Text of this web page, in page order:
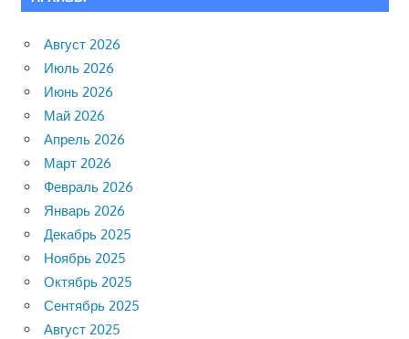
Август 2026
Июль 2026
Июнь 2026
Май 2026
Апрель 2026
Март 2026
Февраль 2026
Январь 2026
Декабрь 2025
Ноябрь 2025
Октябрь 2025
Сентябрь 2025
Август 2025